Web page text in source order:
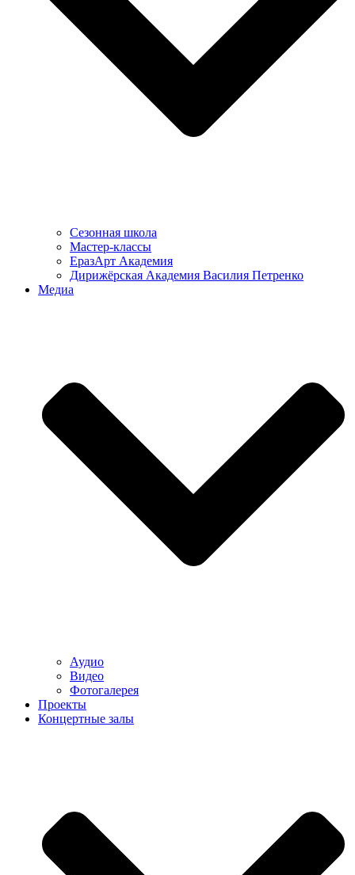
Сезонная школа
Мастер-классы
ЕразАрт Академия
Дирижёрская Академия Василия Петренко
Медиа
Аудио
Видео
Фотогалерея
Проекты
Концертные залы